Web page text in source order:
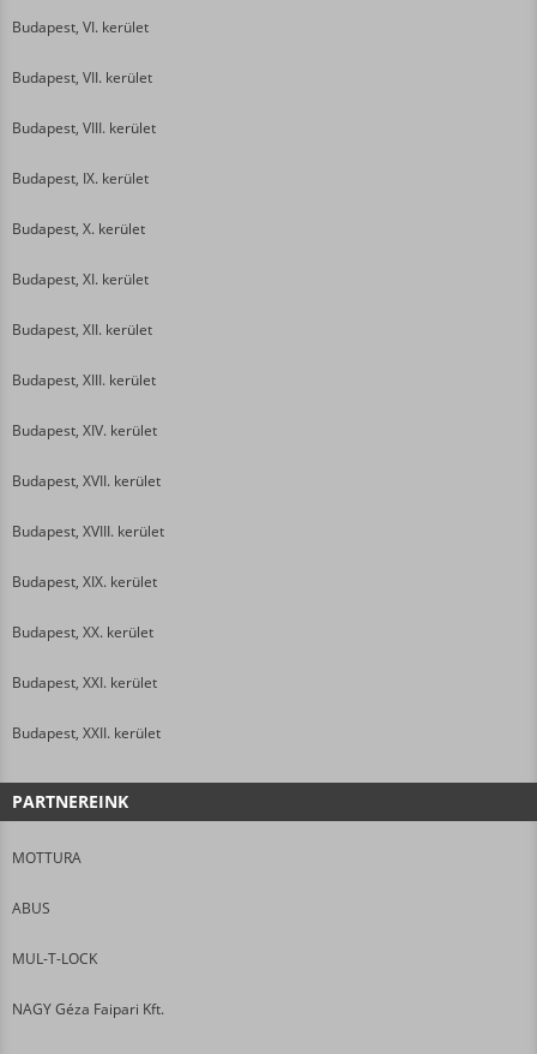
Budapest, VI. kerület
Budapest, VII. kerület
Budapest, VIII. kerület
Budapest, IX. kerület
Budapest, X. kerület
Budapest, XI. kerület
Budapest, XII. kerület
Budapest, XIII. kerület
Budapest, XIV. kerület
Budapest, XVII. kerület
Budapest, XVIII. kerület
Budapest, XIX. kerület
Budapest, XX. kerület
Budapest, XXI. kerület
Budapest, XXII. kerület
PARTNEREINK
MOTTURA
ABUS
MUL-T-LOCK
NAGY Géza Faipari Kft.